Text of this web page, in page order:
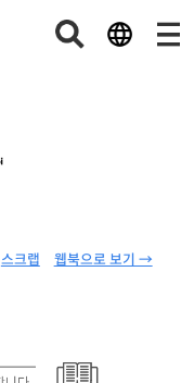
웹북으로 보기 →
스크랩